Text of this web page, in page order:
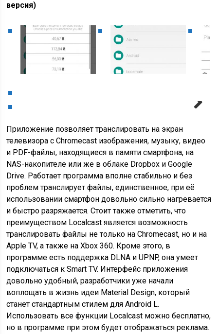
версия)
Приложение позволяет транслировать на экран
телевизора с Chromecast изображения, музыку, видео
и PDF-файлы, находящиеся в памяти смартфона, на
NAS-накопителе или же в облаке Dropbox и Google
Drive. Работает программа вполне стабильно и без
проблем транслирует файлы, единственное, при её
использовании смартфон довольно сильно нагревается
и быстро разряжается. Стоит также отметить, что
преимуществом Localcast является возможность
транслировать файлы не только на Chromecast, но и на
Apple TV, а также на Xbox 360. Кроме этого, в
программе есть поддержка DLNA и UPNP, она умеет
подключаться к Smart TV. Интерфейс приложения
довольно удобный, разработчики уже начали
воплощать в жизнь идеи Material Design, который
станет стандартным стилем для Android L.
Использовать все функции Localcast можно бесплатно,
но в программе при этом будет отображаться реклама.